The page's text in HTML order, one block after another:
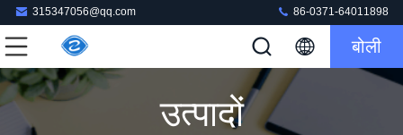
315347056@qq.com 86-0371-64011898
बोली
उत्पादों